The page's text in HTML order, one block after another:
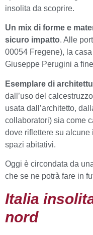
insolita da scoprire.
Un mix di forme e
sicuro impatto. Alle
00054 Fregene), la
Giuseppe Perugini a
Esemplare di
dall’uso del
usata dall’architetto,
collaboratori) sia come
dove riflettere su
spazi abitativi.
Oggi è circondata da
che se ne potrà fare in
Italia
nord